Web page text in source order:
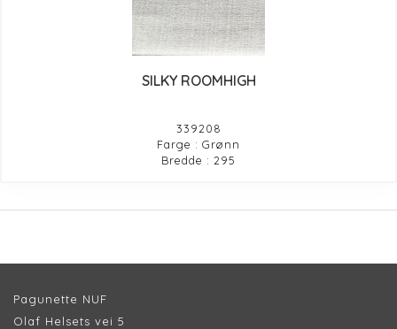
SILKY ROOMHIGH
339208
Farge : Grønn
Bredde : 295
Pagunette NUF
Olaf Helsets vei 5